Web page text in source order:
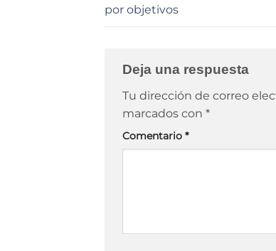
por objetivos
Deja una respuesta
Tu dirección de correo
marcados con *
Comentario *